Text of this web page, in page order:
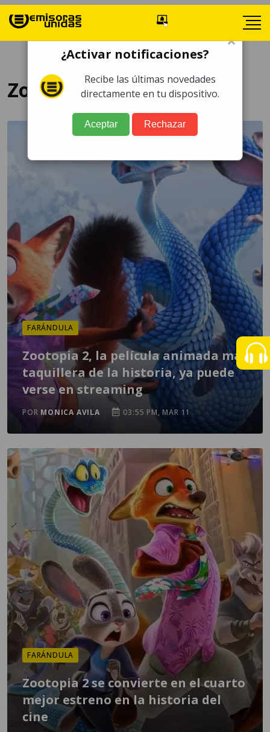
Zootopia 2
FARÁNDULA
Zootopia 2, la película animada más
taquillera de la historia, ya puede
verse en streaming
POR MONICA AVILA 03:55 PM, MAR 11
FARÁNDULA
Zootopia 2 se convierte en el cuarto
mejor estreno en la historia del
cine
×
¿Activar notificaciones?
Recibe las últimas novedades
directamente en tu dispositivo.
Aceptar Rechazar